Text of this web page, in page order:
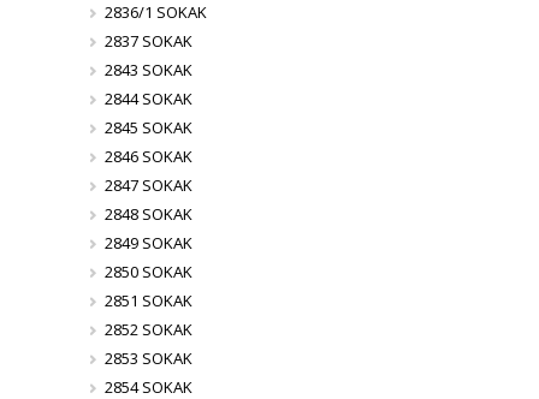
2836/1 SOKAK
2837 SOKAK
2843 SOKAK
2844 SOKAK
2845 SOKAK
2846 SOKAK
2847 SOKAK
2848 SOKAK
2849 SOKAK
2850 SOKAK
2851 SOKAK
2852 SOKAK
2853 SOKAK
2854 SOKAK